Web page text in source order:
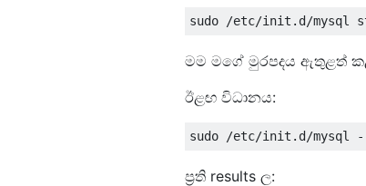
මම මගේ මුරපදය ඇතුළත්
ඊළඟ විධානය:
ප්‍රති results ල: